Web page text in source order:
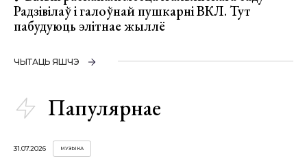
Радзівілаў і галоўнай пушкарні ВКЛ. Тут
пабудуюць элітнае жыллё
ЧЫТАЦЬ ЯШЧЭ
Папулярнае
31.07.2026 МУЗЫКА